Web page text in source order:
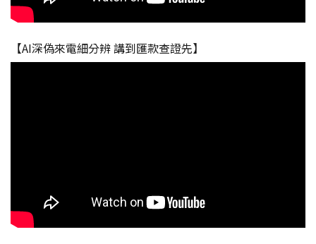
【AI深偽來電細分辨 講到匯款查證先】